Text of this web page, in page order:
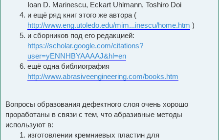
Ioan D. Marinescu, Eckart Uhlmann, Toshiro Doi
и ещё ряд книг этого же автора (
http://www.eng.utoledo.edu/mim...inescu/home.htm )
и сборников под его редакцией:
https://scholar.google.com/citations?
user=yENNHBYAAAAJ&hl=en
ещё одна библиография
http://www.abrasiveengineering.com/books.htm
Вопросы образования дефектного слоя очень хорошо
проработаны в связи с тем, что абразивные методы
используют в:
изготовлении кремниевых пластин для